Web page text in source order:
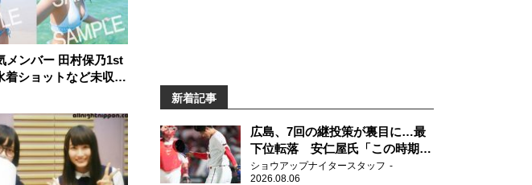
メンバー 田村保乃1st
ショットなど未収録
限定ポストカード10
新着記事
広島、7回の継投策が裏目に…最
下位転落 安仁屋氏「この時期に
来て勉強はない」
ショウアップナイタースタッフ
2026.08.06